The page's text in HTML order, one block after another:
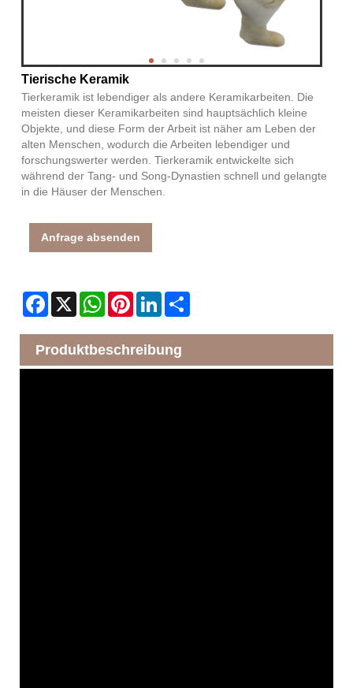
Tierische Keramik
Tierkeramik ist lebendiger als andere Keramikarbeiten. Die
meisten dieser Keramikarbeiten sind hauptsächlich kleine
Objekte, und diese Form der Arbeit ist näher am Leben der
alten Menschen, wodurch die Arbeiten lebendiger und
forschungswerter werden. Tierkeramik entwickelte sich
während der Tang- und Song-Dynastien schnell und gelangte
in die Häuser der Menschen.
Anfrage absenden
Facebook
X WhatsAppPinterestLinkedIn
Produktbeschreibung